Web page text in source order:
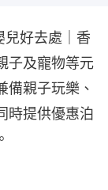
好去處｜香
子及寵物等元
備親子玩樂、
時提供優惠泊